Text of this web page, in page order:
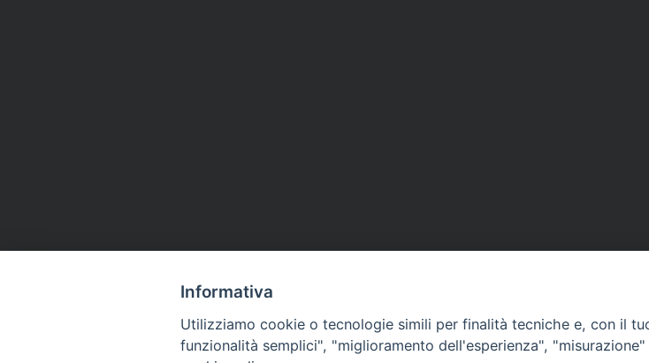
Informativa
Utilizziamo cookie o tecnologie simili per finalità tecniche e, con il
funzionalità semplici", "miglioramento dell'esperienza",